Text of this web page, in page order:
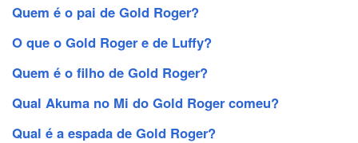
Quem é o pai de Gold Roger?
O que o Gold Roger e de Luffy?
Quem é o filho de Gold Roger?
Qual Akuma no Mi do Gold Roger comeu?
Qual é a espada de Gold Roger?